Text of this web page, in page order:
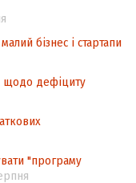
бізнес і стартапи
щодо дефіциту
"програму